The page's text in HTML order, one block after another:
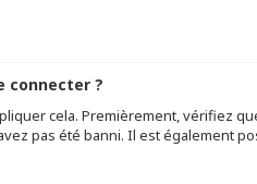
connecter ?
cela. Premièrement, vérifiez
pas été banni. Il est également